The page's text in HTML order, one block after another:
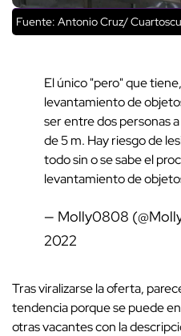
Fuente: Antonio Cruz/
El único "pero" que
levantamiento de
ser entre dos personas
de 5 m. Hay riesgo de
todo sin o se sabe el
levantamiento de
— Molly0808
2022
Tras viralizarse la oferta,
tendencia porque se puede
otras vacantes con la